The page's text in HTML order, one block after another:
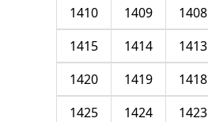
1408
1409
1410
1413
1414
1415
1418
1419
1420
1423
1424
1425